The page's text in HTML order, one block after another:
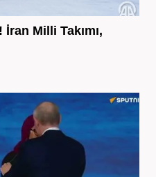
Milli Takımı,